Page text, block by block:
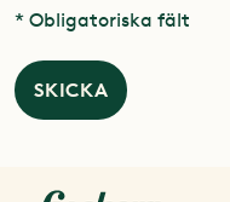
* Obligatoriska fält
SKICKA